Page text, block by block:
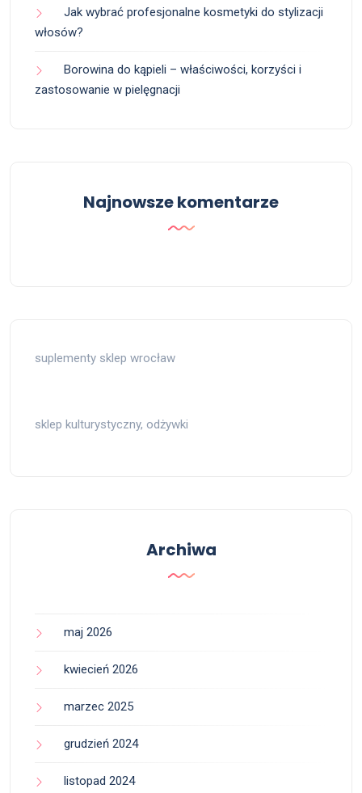
Jak wybrać profesjonalne kosmetyki do stylizacji
włosów?
Borowina do kąpieli – właściwości, korzyści i
zastosowanie w pielęgnacji
Najnowsze komentarze
suplementy sklep wrocław
sklep kulturystyczny, odżywki
Archiwa
maj 2026
kwiecień 2026
marzec 2025
grudzień 2024
listopad 2024